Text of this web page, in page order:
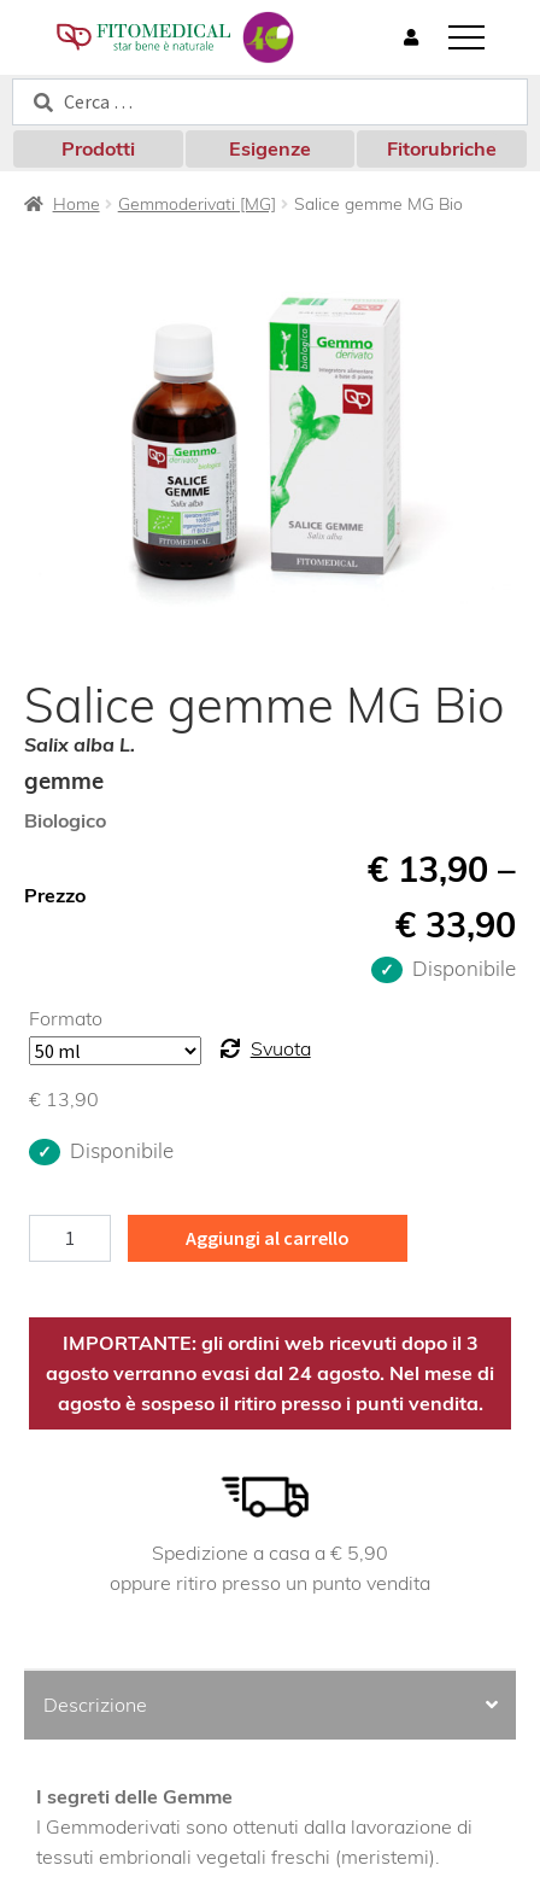
T
o
g
l
e
Cerca:
Cerca
Prodotti Esigenze Fitorubriche
Home Gemmoderivati [MG] Salice gemme MG Bio
Salice gemme MG Bio
Salix alba L.
gemme
Biologico
Prezzo
€ 13,90 –
€ 33,90
Disponibile
Formato
Svuota
€ 13,90
Disponibile
Salice
gemme
Bio
quantità
Aggiungi al carrello
IMPORTANTE: gli ordini web ricevuti dopo il 3
agosto verranno evasi dal 24 agosto. Nel mese di
agosto è sospeso il ritiro presso i punti vendita.
Spedizione a casa a € 5,90
oppure ritiro presso un punto vendita
Descrizione
I segreti delle Gemme
I Gemmoderivati sono ottenuti dalla lavorazione di
tessuti embrionali vegetali freschi (meristemi).